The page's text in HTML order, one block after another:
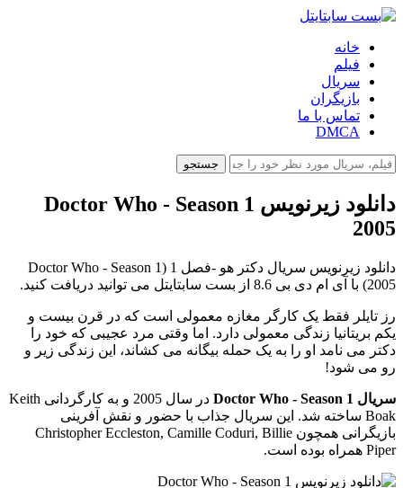
خانه
فیلم
سریال
بازیگران
تماس با ما
DMCA
جستجو
دانلود زیرنویس Doctor Who - Season 1
2005
دانلود زیرنویس سریال دکتر هو -فصل 1 (Doctor Who - Season 1
2005) با آی ام دی بی 8.6 از بست سابتایتل می توانید دریافت کنید.
رز تایلر فقط یک کارگر مغازه معمولی است که در قرن بیست و
یکم بریتانیا زندگی معمولی دارد. اما وقتی مرد عجیبی که خود را
دکتر می نامد او را به یک حمله بیگانه می کشاند، این زندگی زیر و
رو می شود!
سریال Doctor Who - Season 1
در سال 2005 و به کارگردانی Keith
Boak ساخته شد. این سریال جذاب با حضور و نقش آفرینی
بازیگرانی همچون Christopher Eccleston, Camille Coduri, Billie
Piper همراه بوده است.